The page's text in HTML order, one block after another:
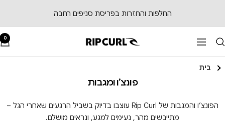
החלפות והחזרות בפריסת סניפים רחבה
ניווט RipCurl
0
בית
פונצ’ו ומגבות
הפונצ’ו והמגבות של Rip Curl עוצבו בדיוק בשביל הרגעים שאחרי הגל –
מתייבשים מהר, נעימים למגע, ונראים מושלם.